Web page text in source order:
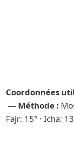
Coordonnées
— Méthode :
Fajr: 15° · Icha: